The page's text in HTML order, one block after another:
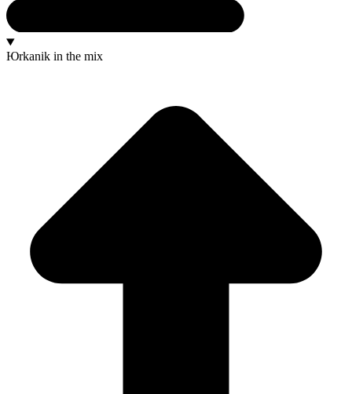
Юrkanik in the mix